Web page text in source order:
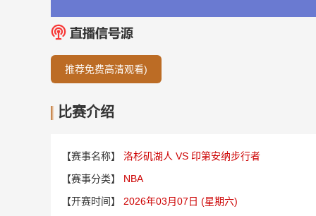
推荐免费高清观看)
比赛介绍
【赛事名称】
洛杉矶湖人 VS 印第安纳步行者
【赛事分类】
NBA
【开赛时间】
2026年03月07日 (星期六)